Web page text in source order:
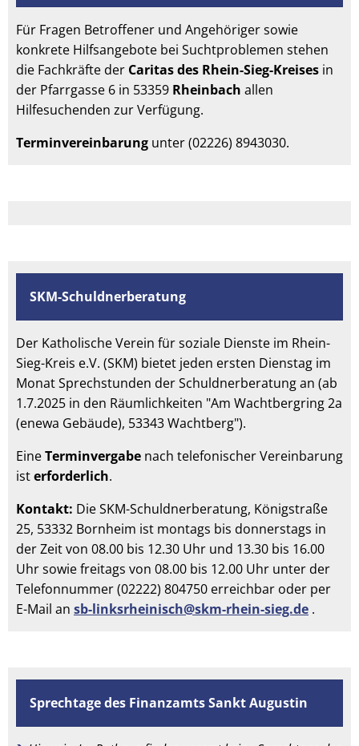
Für Fragen Betroffener und Angehöriger sowie
konkrete Hilfsangebote bei Suchtproblemen stehen
die Fachkräfte der Caritas des Rhein-Sieg-Kreises in
der Pfarrgasse 6 in 53359 Rheinbach allen
Hilfesuchenden zur Verfügung.
Terminvereinbarung unter (02226) 8943030.
SKM-Schuldnerberatung
Der Katholische Verein für soziale Dienste im Rhein-
Sieg-Kreis e.V. (SKM) bietet jeden ersten Dienstag im
Monat Sprechstunden der Schuldnerberatung an (ab
1.7.2025 in den Räumlichkeiten "Am Wachtbergring 2a
(enewa Gebäude), 53343 Wachtberg").
EineTerminvergabe nach telefonischer Vereinbarung
isterforderlich.
Kontakt: Die SKM-Schuldnerberatung, Königstraße
25, 53332 Bornheim ist montags bis donnerstags in
der Zeit von 08.00 bis 12.30 Uhr und 13.30 bis 16.00
Uhr sowie freitags von 08.00 bis 12.00 Uhr unter der
Telefonnummer (02222) 804750 erreichbar oder per
E-Mail an sb-linksrheinisch@skm-rhein-sieg.de .
Sprechtage des Finanzamts Sankt Augustin